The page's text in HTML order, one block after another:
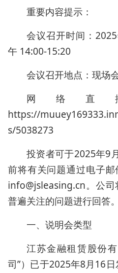
重要内容提示：
会议召开时间：
午 14:00-15:20
会议召开地点：现场
网络直
https://
s/5038273
投资者可于2025年9
前将有关问题通过电子
info@jsleasing.cn。公
普遍关注的问题进行回答。
一、说明会类型
江苏金融租赁股份
司”）已于2025年8月16